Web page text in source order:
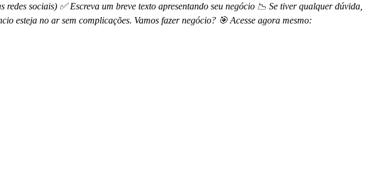
sociais) ✅ Escreva um breve texto apresentando seu negócio 📉 Se tiver qualquer dúvida,
esteja no ar sem complicações. Vamos fazer negócio? 🎯 Acesse agora mesmo: